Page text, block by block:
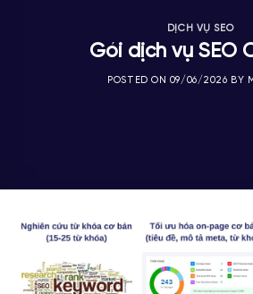
DỊCH VỤ SEO
Gói dịch vụ SEO
POSTED ON 09/06/2026 BY